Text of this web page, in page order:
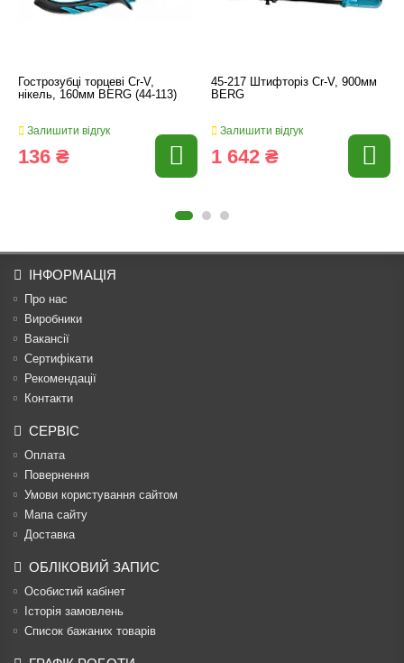
Гострозубці торцеві Cr-V,
нікель, 160мм BERG (44-113)
Залишити відгук
136 ₴
45-217 Штифторіз Cr-V, 900мм
BERG
Залишити відгук
1 642 ₴
ІНФОРМАЦІЯ
Про нас
Виробники
Вакансії
Сертифікати
Рекомендації
Контакти
СЕРВІС
Оплата
Повернення
Умови користування сайтом
Мапа сайту
Доставка
ОБЛІКОВИЙ ЗАПИС
Особистий кабінет
Історія замовлень
Список бажаних товарів